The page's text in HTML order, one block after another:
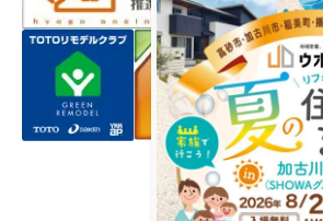
プライバシーポリシー